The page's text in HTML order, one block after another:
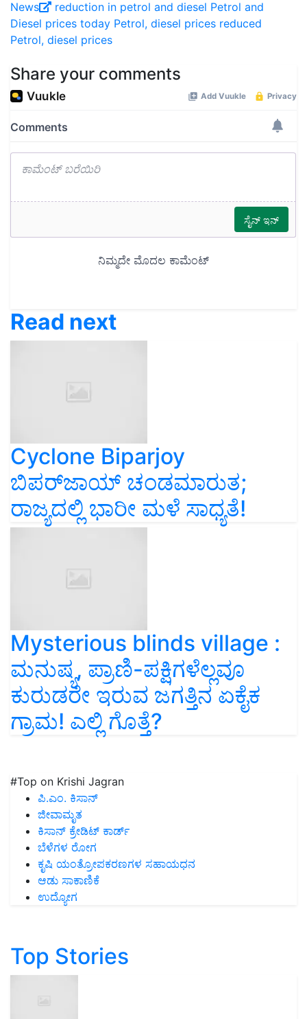
News reduction in petrol and diesel Petrol and
Diesel prices today Petrol, diesel prices reduced
Petrol, diesel prices
Share your comments
Read next
Cyclone Biparjoy
ಬಿಪರ್‌ಜಾಯ್‌ ಚಂಡಮಾರುತ;
ರಾಜ್ಯದಲ್ಲಿ ಭಾರೀ ಮಳೆ ಸಾಧ್ಯತೆ!
Mysterious blinds village :
ಮನುಷ್ಯ, ಪ್ರಾಣಿ-ಪಕ್ಷಿಗಳೆಲ್ಲವೂ
ಕುರುಡರೇ ಇರುವ ಜಗತ್ತಿನ ಏಕೈಕ
ಗ್ರಾಮ! ಎಲ್ಲಿ ಗೊತ್ತೆ?
#Top on Krishi Jagran
ಪಿ.ಎಂ. ಕಿಸಾನ್
ಜೀವಾಮೃತ
ಕಿಸಾನ್ ಕ್ರೇಡಿಟ್ ಕಾರ್ಡ್
ಬೆಳೆಗಳ ರೋಗ
ಕೃಷಿ ಯಂತ್ರೋಪಕರಣಗಳ ಸಹಾಯಧನ
ಆಡು ಸಾಕಾಣಿಕೆ
ಉದ್ಯೋಗ
Top Stories